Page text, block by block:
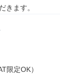
きます。
限定OK）